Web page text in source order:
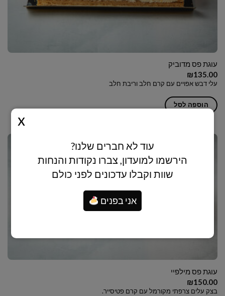
עוגת פס מדוביק
₪135.00
עלי דבש אפויים עם קרם חלב וריבת חלב
הוספה לסל
עוגת פס מילפיי
₪150.00
בצק עלים צרפתי מקורמל עם קרם פטיסייר.
עוד לא חברים שלנו?
הירשמו למועדון, צברו נקודות והנחות
שוות וקבלו עדכונים לפני כולם
אני בפנים